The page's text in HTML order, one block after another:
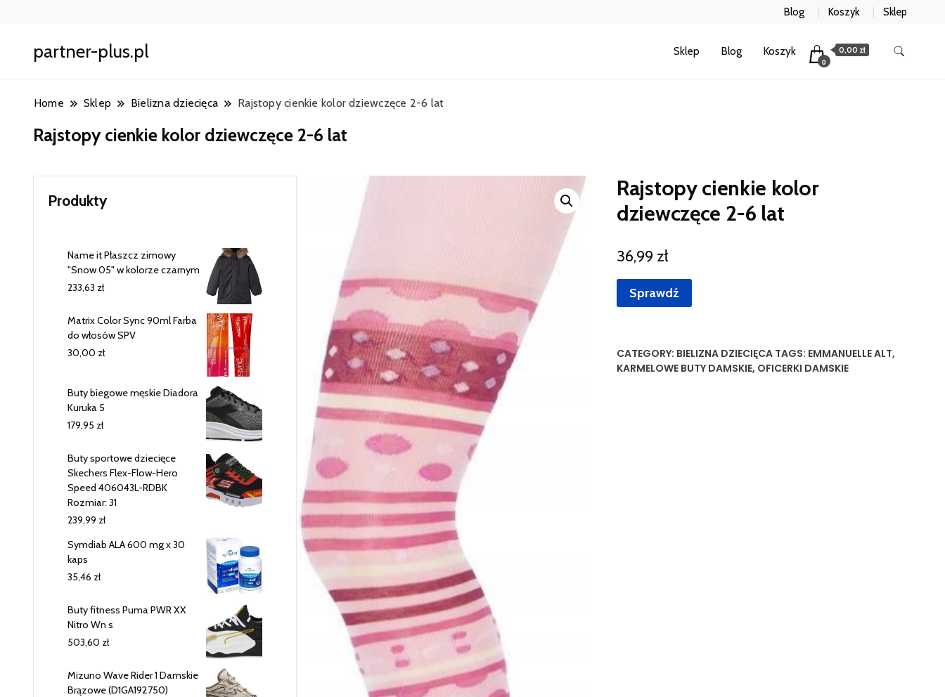
Blog Koszyk Sklep
partner-plus.pl Sklep Blog Koszyk
0
0,00 zł
Home Sklep Bielizna dziecięca Rajstopy cienkie kolor dziewczęce 2-6 lat
Rajstopy cienkie kolor dziewczęce 2-6 lat
Rajstopy cienkie kolor
dziewczęce 2-6 lat
36,99 zł
Sprawdź
CATEGORY: BIELIZNA DZIECIĘCA TAGS: EMMANUELLE ALT,
KARMELOWE BUTY DAMSKIE, OFICERKI DAMSKIE
Produkty
Name it Płaszcz zimowy
"Snow 05" w kolorze czarnym
233,63 zł
Matrix Color Sync 90ml Farba
do włosów SPV
30,00 zł
Buty biegowe męskie Diadora
Kuruka 5
179,95 zł
Buty sportowe dziecięce
Skechers Flex-Flow-Hero
Speed 406043L-RDBK
Rozmiar: 31
239,99 zł
Symdiab ALA 600 mg x 30
kaps
35,46 zł
Buty fitness Puma PWR XX
Nitro Wn s
503,60 zł
Mizuno Wave Rider 1 Damskie
Brązowe (D1GA192750)